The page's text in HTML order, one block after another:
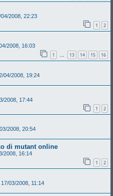
04/2008, 22:23
1 2
2008, 16:03
1 … 13 14 15 16
04/2008, 19:24
2008, 17:44
1 2
2008, 20:54
di mutant online
2008, 16:14
1 2
17/03/2008, 11:14